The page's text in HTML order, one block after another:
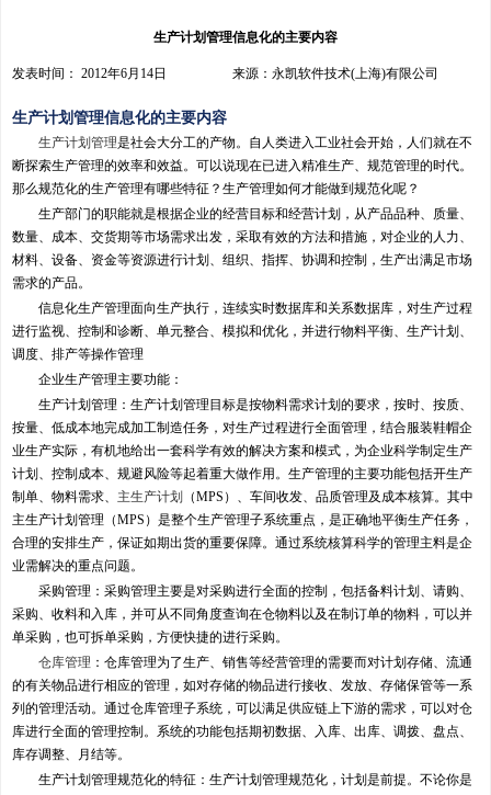
生产计划管理信息化的主要内容
发表时间： 2012年6月14日 来源：永凯软件技术(上海)有限公司
生产计划管理信息化的主要内容
生产计划管理是社会大分工的产物。自人类进入工业社会开始，人们就在不
断探索生产管理的效率和效益。可以说现在已进入精准生产、规范管理的时代。
那么规范化的生产管理有哪些特征？生产管理如何才能做到规范化呢？
生产部门的职能就是根据企业的经营目标和经营计划，从产品品种、质量、
数量、成本、交货期等市场需求出发，采取有效的方法和措施，对企业的人力、
材料、设备、资金等资源进行计划、组织、指挥、协调和控制，生产出满足市场
需求的产品。
信息化生产管理面向生产执行，连续实时数据库和关系数据库，对生产过程
进行监视、控制和诊断、单元整合、模拟和优化，并进行物料平衡、生产计划、
调度、排产等操作管理
企业生产管理主要功能：
生产计划管理：生产计划管理目标是按物料需求计划的要求，按时、按质、
按量、低成本地完成加工制造任务，对生产过程进行全面管理，结合服装鞋帽企
业生产实际，有机地给出一套科学有效的解决方案和模式，为企业科学制定生产
计划、控制成本、规避风险等起着重大做作用。生产管理的主要功能包括开生产
制单、物料需求、 主生产计划
（MPS）、车间收发、品质管理及成本核算。其中
主生产计划管理（MPS）是整个生产管理子系统重点，是正确地平衡生产任务，
合理的安排生产，保证如期出货的重要保障。通过系统核算科学的管理主料是企
业需解决的重点问题。
采购管理：采购管理主要是对采购进行全面的控制，包括备料计划、请购、
采购、收料和入库，并可从不同角度查询在仓物料以及在制订单的物料，可以并
单采购，也可拆单采购，方便快捷的进行采购。
仓库管理 ：仓库管理为了生产、销售等经营管理的需要而对计划存储、流通
的有关物品进行相应的管理，如对存储的物品进行接收、发放、存储保管等一系
列的管理活动。通过仓库管理子系统，可以满足供应链上下游的需求，可以对仓
库进行全面的管理控制。系统的功能包括期初数据、入库、出库、调拨、盘点、
库存调整、月结等。
生产计划管理规范化的特征：生产计划管理规范化，计划是前提。不论你是